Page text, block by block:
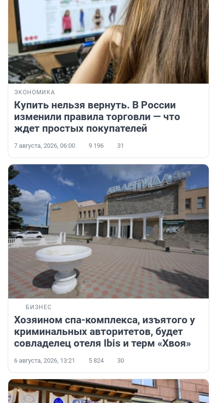
ЭКОНОМИКА
Купить нельзя вернуть. В России
изменили правила торговли — что
ждет простых покупателей
7 августа, 2026, 06:00 9 196 31
БИЗНЕС
Хозяином спа-комплекса, изъятого у
криминальных авторитетов, будет
совладелец отеля Ibis и терм «Хвоя»
6 августа, 2026, 13:21 5 824 30